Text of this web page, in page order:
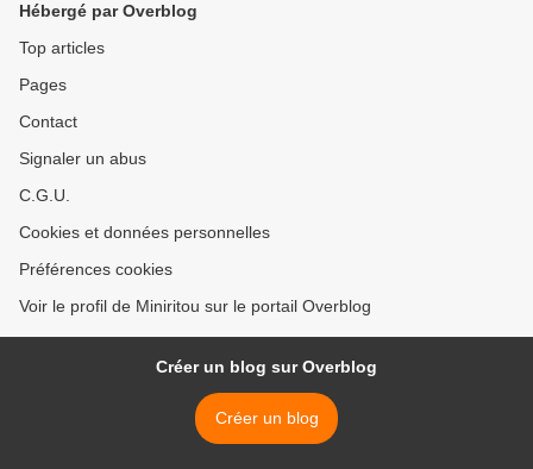
Hébergé par Overblog
Top articles
Pages
Contact
Signaler un abus
C.G.U.
Cookies et données personnelles
Préférences cookies
Voir le profil de Miniritou sur le portail Overblog
Créer un blog sur Overblog
Créer un blog